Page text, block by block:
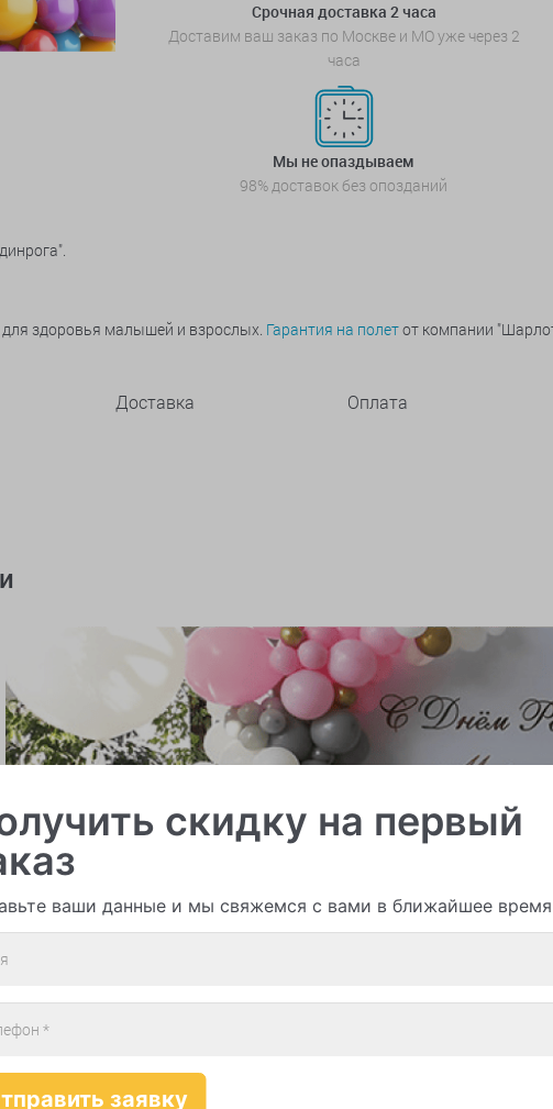
Срочная доставка 2 часа
Доставим ваш заказ по Москве и МО уже через 2
часа
Мы не опаздываем
98% доставок без опозданий
здоровья малышей и взрослых. Гарантия на полетот компании
Доставка Оплата
скидку на первый
ваши данные и мы свяжемся с вами в ближайшее время